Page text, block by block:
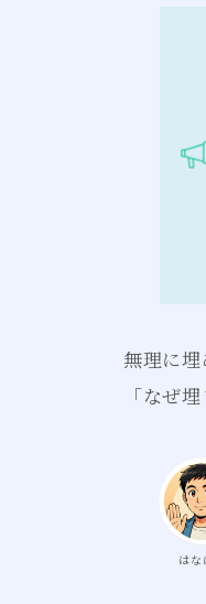
無理に埋
「なぜ
はな